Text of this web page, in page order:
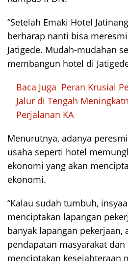
“Setelah Emaki Hotel
berharap nanti bisa
Jatigede. Mudah-mudahan
membangun hotel di
Baca Juga Peran Krusial
Jalur di Tengah
Perjalanan KA
Menurutnya, adanya
usaha seperti hotel
ekonomi yang akan
ekonomi.
“Kalau sudah tumbuh,
menciptakan lapangan
banyak lapangan pekerjaan,
pendapatan masyarakat
menciptakan kesejahteraan